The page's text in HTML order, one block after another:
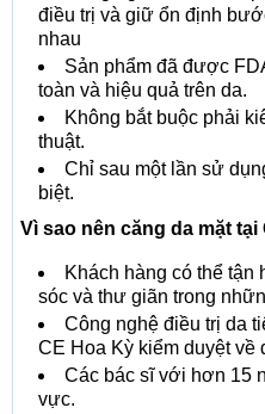
điều trị và giữ ổn định
nhau
Sản phẩm đã được
toàn và hiệu quả trên da.
Không bắt buộc phải
thuật.
Chỉ sau một lần sử
biệt.
Vì sao nên căng da mặt
Khách hàng có thể
sóc và thư giãn trong
Công nghệ điều trị da
CE Hoa Kỳ kiểm duyệt về
Các bác sĩ với hơn 15
vực.